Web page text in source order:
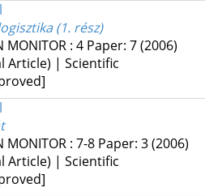
(1. rész)
MONITOR : 4 Paper: 7(2006)
Article) | Scientific
MONITOR : 7-8 Paper: 3(2006)
Article) | Scientific